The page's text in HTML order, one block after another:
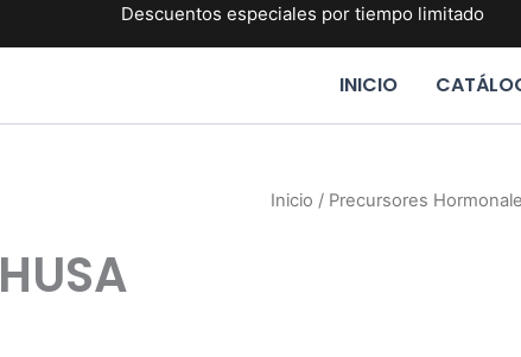
Descuentos especiales por tiempo limitado
INICIO
Inicio / Precursores